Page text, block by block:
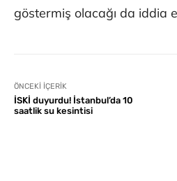
göstermiş olacağı da iddia
ÖNCEKI İÇERIK
İSKİ duyurdu! İstanbul’da 10
saatlik su kesintisi